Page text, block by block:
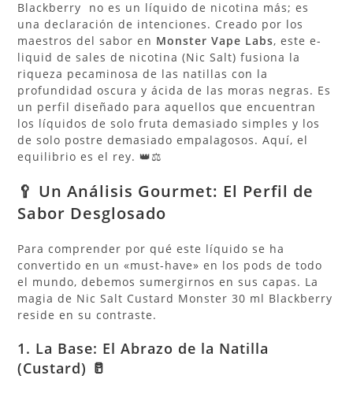
Blackberry no es un líquido de nicotina más; es
una declaración de intenciones. Creado por los
maestros del sabor en Monster Vape Labs, este e-
liquid de sales de nicotina (Nic Salt) fusiona la
riqueza pecaminosa de las natillas con la
profundidad oscura y ácida de las moras negras. Es
un perfil diseñado para aquellos que encuentran
los líquidos de solo fruta demasiado simples y los
de solo postre demasiado empalagosos. Aquí, el
equilibrio es el rey. 👑⚖️
🥄 Un Análisis Gourmet: El Perfil de
Sabor Desglosado
Para comprender por qué este líquido se ha
convertido en un «must-have» en los pods de todo
el mundo, debemos sumergirnos en sus capas. La
magia de Nic Salt Custard Monster 30 ml Blackberry
reside en su contraste.
1. La Base: El Abrazo de la Natilla
(Custard) 🥛